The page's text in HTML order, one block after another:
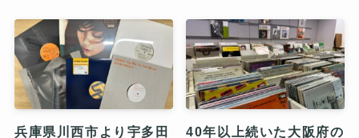
兵庫県川西市より宇多田
40年以上続いた大阪府の